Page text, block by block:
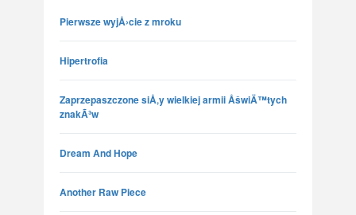
Pierwsze wyjÅ›cie z mroku
Hipertrofia
Zaprzepaszczone siÅ‚y wielkiej armii ÅšwiÄ™tych
znakÃ³w
Dream And Hope
Another Raw Piece